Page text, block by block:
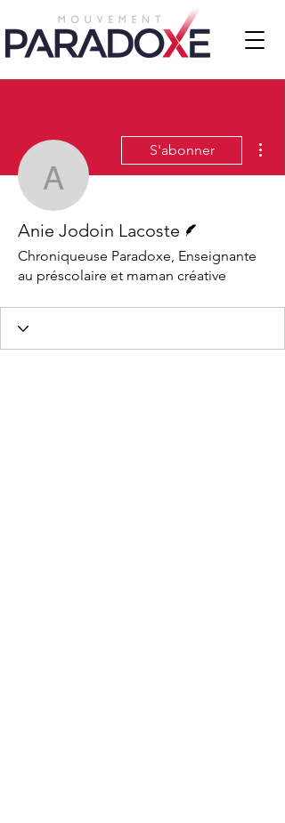
Anie Jodoin
S'abonner
Anie Jodoin Lacoste
Chroniqueuse Paradoxe, Enseignante
au préscolaire et maman créative